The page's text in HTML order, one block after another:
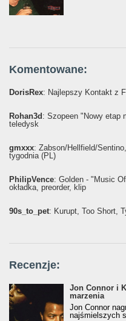
Komentowane:
DorisRex: Najlepszy Kontakt z
Rohan3d : Szopeen "Nowy etap
teledysk
gmxxx: Żabson/Hellfield/
tygodnia (PL)
PhilipVence: Golden - "Music
okładka, preorder, klip
90s_to_pet: Kurupt, Too Short,
Recenzje:
Jon Connor i
marzenia
Jon Connor
najśmielszych